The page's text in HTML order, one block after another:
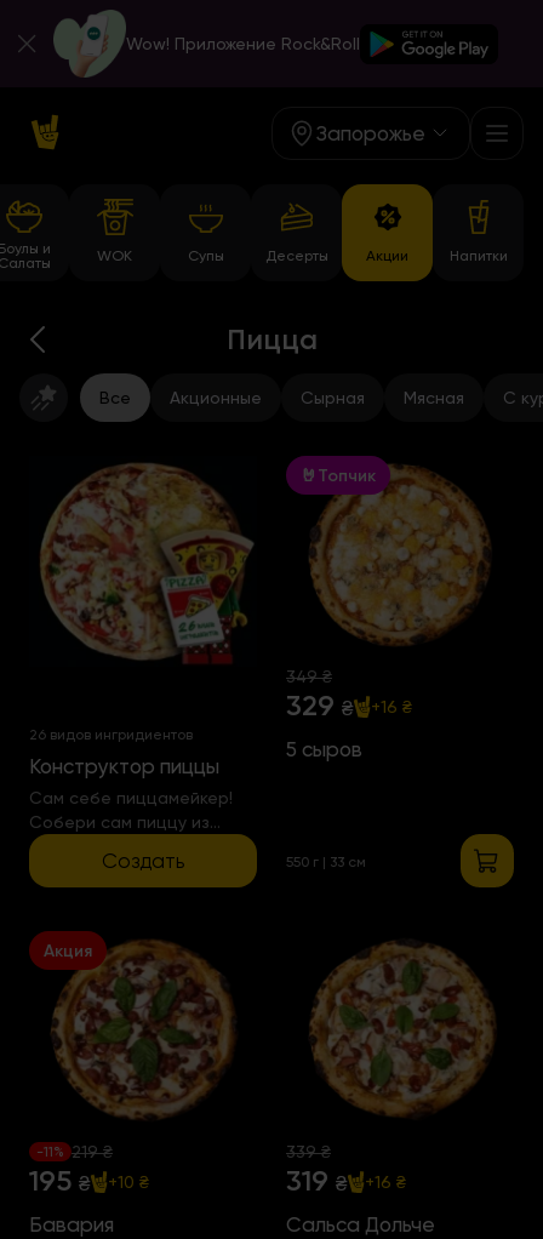
Wow! Приложение Rock&Roll
Запорожье
и
WOK Супы Десерты Акции Напитки
Пицца
Все Акционные Сырная Мясная С
26 видов ингридиентов
Конструктор пиццы
Сам себе пиццамейкер!
Собери сам пиццу из
любого количества
ингридиентов
Создать
🤘Топчик
349 ₴
329 ₴ +16 ₴
5 сыров
550 г | 33 см
Акция
-11% 219 ₴
195 ₴ +10 ₴
Бавария
339 ₴
319 ₴ +16 ₴
Сальса Дольче